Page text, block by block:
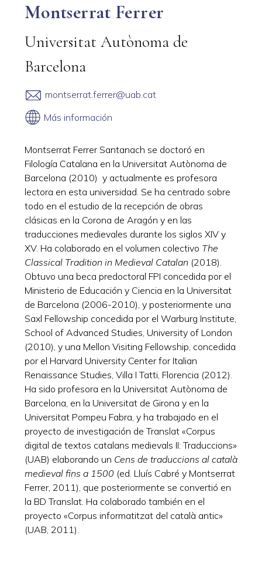
Montserrat Ferrer
Universitat Autònoma de
Barcelona
montserrat.ferrer@uab.cat
Más información
Montserrat Ferrer Santanach se doctoró en
Filología Catalana en la Universitat Autònoma de
Barcelona (2010) y actualmente es profesora
lectora en esta universidad. Se ha centrado sobre
todo en el estudio de la recepción de obras
clásicas en la Corona de Aragón y en las
traducciones medievales durante los siglos XIV y
XV. Ha colaborado en el volumen colectivo The
Classical Tradition in Medieval Catalan (2018).
Obtuvo una beca predoctoral FPI concedida por el
Ministerio de Educación y Ciencia en la Universitat
de Barcelona (2006-2010), y posteriormente una
Saxl Fellowship concedida por el Warburg Institute,
School of Advanced Studies, University of London
(2010), y una Mellon Visiting Fellowship, concedida
por el Harvard University Center for Italian
Renaissance Studies, Villa I Tatti, Florencia (2012).
Ha sido profesora en la Universitat Autònoma de
Barcelona, en la Universitat de Girona y en la
Universitat Pompeu Fabra, y ha trabajado en el
proyecto de investigación de Translat «Corpus
digital de textos catalans medievals II: Traduccions»
(UAB) elaborando un Cens de traduccions al català
medieval fins a 1500 (ed. Lluís Cabré y Montserrat
Ferrer, 2011), que posteriormente se convertió en
la BD Translat. Ha colaborado también en el
proyecto «Corpus informatitzat del català antic»
(UAB, 2011).